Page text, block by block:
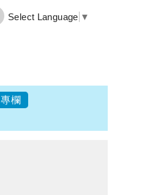
Select Language ▼
專欄